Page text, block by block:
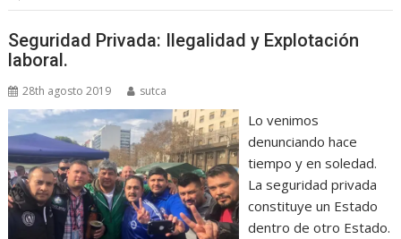
Seguridad Privada: Ilegalidad y Explotación
laboral.
28th agosto 2019 sutca
Lo venimos
denunciando hace
tiempo y en soledad.
La seguridad privada
constituye un Estado
dentro de otro Estado.